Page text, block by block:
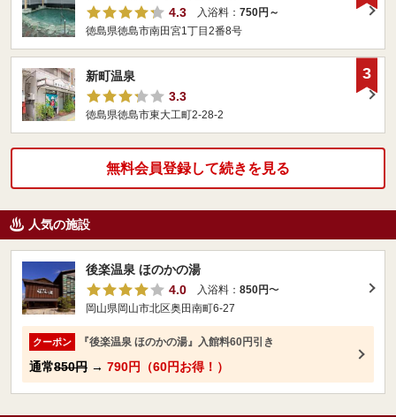
4.3
入浴料： 750円～
徳島県徳島市南田宮1丁目2番8号
新町温泉
3.3
徳島県徳島市東大工町2-28-2
3
無料会員登録して続きを見る
人気の施設
後楽温泉 ほのかの湯
4.0
入浴料： 850円〜
岡山県岡山市北区奥田南町6-27
クーポン 『後楽温泉 ほのかの湯』入館料60円引き
通常850円 → 790円（60円お得！）